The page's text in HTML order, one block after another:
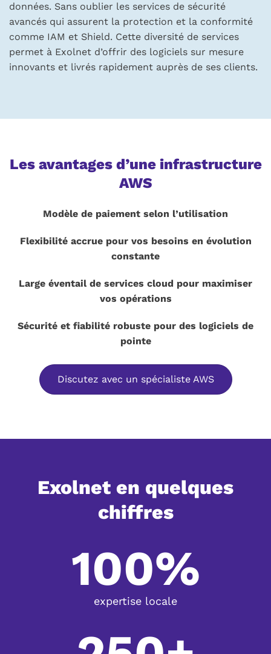
données. Sans oublier les services de sécurité
avancés qui assurent la protection et la conformité
comme IAM et Shield. Cette diversité de services
permet à Exolnet d’offrir des logiciels sur mesure
innovants et livrés rapidement auprès de ses clients.
Les avantages d’une infrastructure
AWS
Modèle de paiement selon l’utilisation
Flexibilité accrue pour vos besoins en évolution
constante
Large éventail de services cloud pour maximiser
vos opérations
Sécurité et fiabilité robuste pour des logiciels de
pointe
Discutez avec un spécialiste AWS
Exolnet en quelques
chiffres
100%
expertise locale